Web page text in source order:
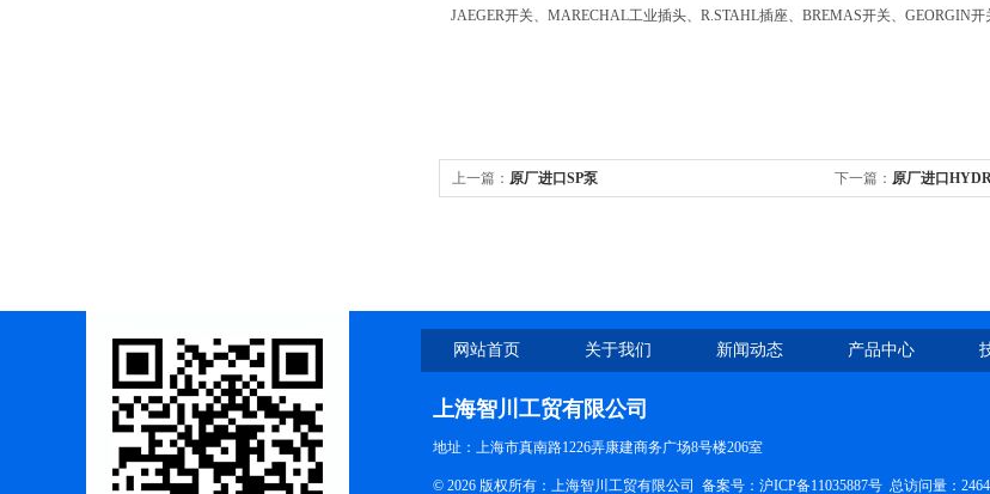
JAEGER开关、MARECHAL工业插头、R.STAHL插座、BREMAS开关、GEORGIN开
上一篇： 原厂进口SP泵 下一篇： 原厂进口
网站首页 关于我们 新闻动态 产品中心
上海智川工贸有限公司
地址：上海市真南路1226弄康建商务广场8号楼206室
© 2026 版权所有：上海智川工贸有限公司 备案号： 沪ICP备11035887号 总访问量：